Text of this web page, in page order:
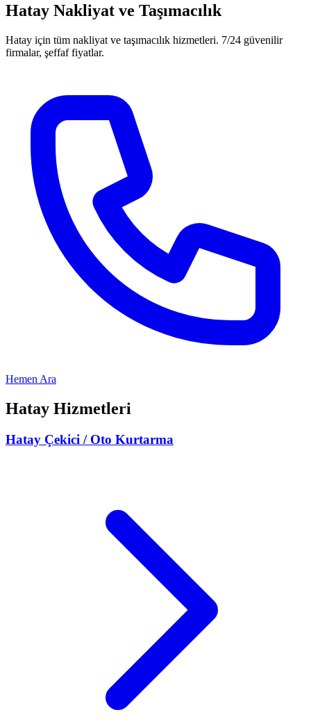
Hatay Nakliyat ve Taşımacılık
Hatay için tüm nakliyat ve taşımacılık hizmetleri. 7/24 güvenilir
firmalar, şeffaf fiyatlar.
Hemen Ara
Hatay Hizmetleri
Hatay Çekici / Oto Kurtarma